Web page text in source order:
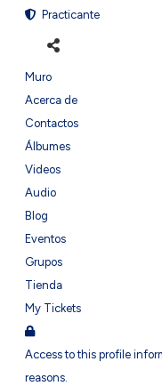
Practicante
Muro
Acerca de
Contactos
Álbumes
Videos
Audio
Blog
Eventos
Grupos
Tienda
My Tickets
Access to this profile
reasons.